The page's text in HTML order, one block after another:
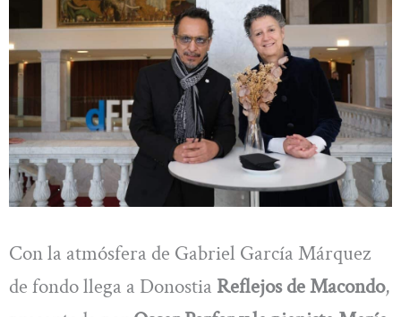
Con la atmósfera de Gabriel García Márquez
de fondo llega a Donostia Reflejos de Macondo,